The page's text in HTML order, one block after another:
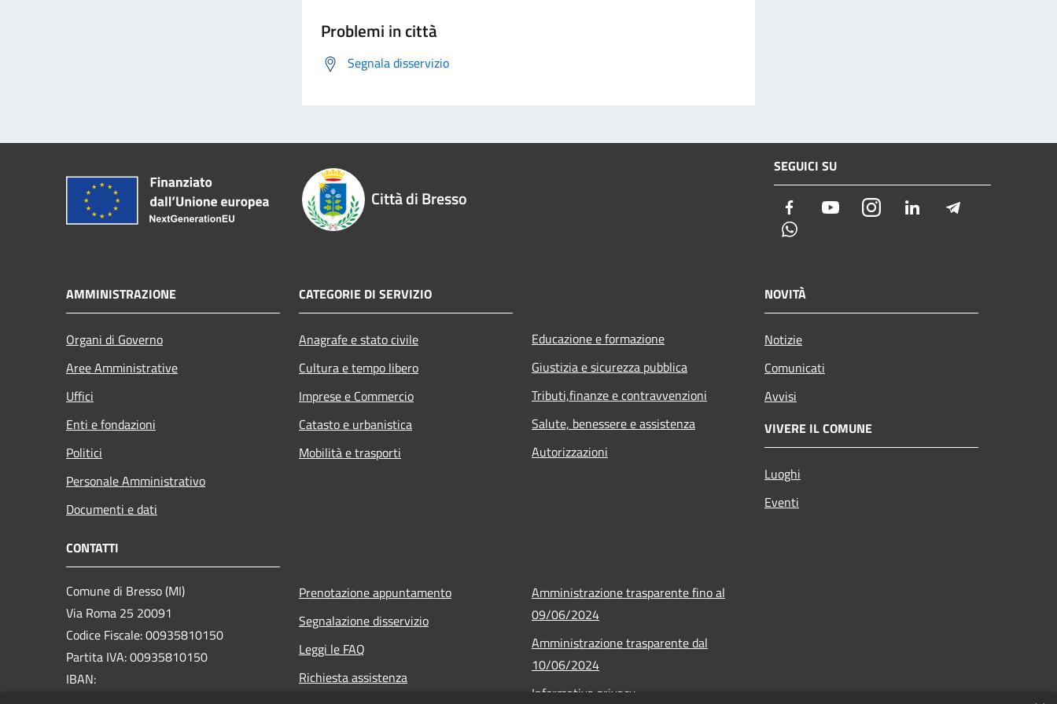
Problemi in città
Segnala disservizio
Città di Bresso
SEGUICI SU
Facebook YoutubeInstagramLinkedIn
AMMINISTRAZIONE
Organi di Governo
Aree Amministrative
Uffici
Enti e fondazioni
Politici
Personale Amministrativo
Documenti e dati
CATEGORIE DI SERVIZIO
Anagrafe e stato civile
Cultura e tempo libero
Imprese e Commercio
Catasto e urbanistica
Mobilità e trasporti
Educazione e formazione
Giustizia e sicurezza pubblica
Tributi,finanze e contravvenzioni
Salute, benessere e assistenza
Autorizzazioni
NOVITÀ
Notizie
Comunicati
Avvisi
VIVERE IL COMUNE
Luoghi
Eventi
CONTATTI
Comune di Bresso (MI)
Via Roma 25 20091
Codice Fiscale: 00935810150
Partita IVA: 00935810150
IBAN:
Prenotazione appuntamento
Segnalazione disservizio
Leggi le FAQ
Richiesta assistenza
Amministrazione trasparente fino al
09/06/2024
Amministrazione trasparente dal
10/06/2024
Informativa privacy